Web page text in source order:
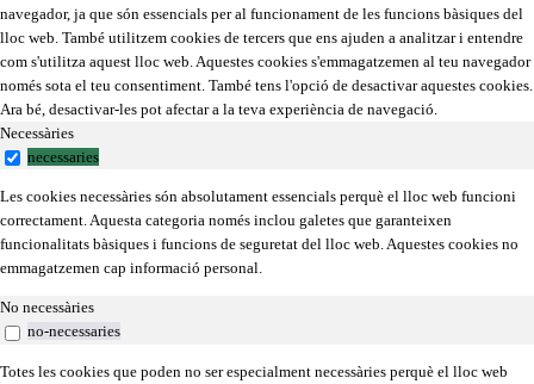
navegador, ja que són essencials per al funcionament de les funcions bàsiques del
lloc web. També utilitzem cookies de tercers que ens ajuden a analitzar i entendre
com s'utilitza aquest lloc web. Aquestes cookies s'emmagatzemen al teu navegador
només sota el teu consentiment. També tens l'opció de desactivar aquestes cookies.
Ara bé, desactivar-les pot afectar a la teva experiència de navegació.
Necessàries
necessaries
Les cookies necessàries són absolutament essencials perquè el lloc web funcioni
correctament. Aquesta categoria només inclou galetes que garanteixen
funcionalitats bàsiques i funcions de seguretat del lloc web. Aquestes cookies no
emmagatzemen cap informació personal.
No necessàries
no-necessaries
Totes les cookies que poden no ser especialment necessàries perquè el lloc web